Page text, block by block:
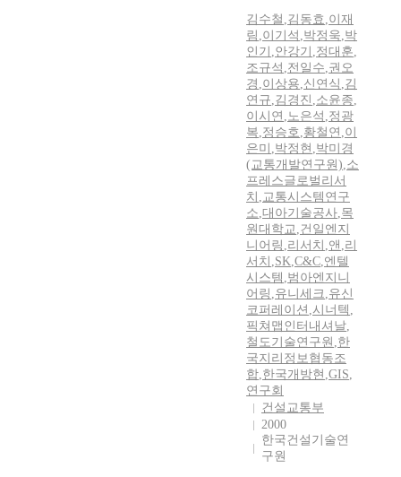
김수철 ,김동효 ,이재
림 ,이기석 ,박정욱,박
인기 ,안강기 ,정대훈,
조규석 ,전일수,권오
경 ,이상용,신연식 ,김
연규,김경진 ,소윤종,
이시연 ,노은석 ,정광
복,정승호,황철연 ,이
은미 ,박정현 ,박미경
(교통개발연구원),소
프레스글로벌리서
치 ,교통시스템연구
소,대아기술공사,목
원대학교,건일엔지
니어링 ,리서치 ,앤 ,리
서치 ,SK,C&C,엔텔
시스템 ,범아엔지니
어링 ,유니세크,유신
코퍼레이션 ,시너텍 ,
픽쳐맵인터내셔날,
철도기술연구원 ,한
국지리정보협동조
합,한국개방현 ,GIS,
연구회
건설교통부
2000
한국건설기술연
구원